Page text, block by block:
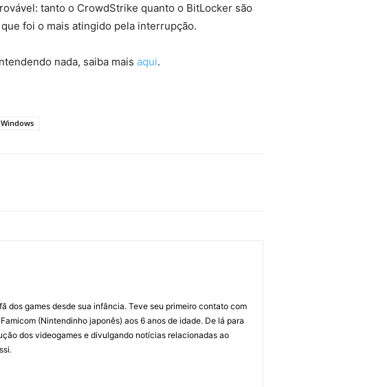
tanto o CrowdStrike quanto o BitLocker são
foi o mais atingido pela interrupção.
nada, saiba mais aqui.
Windows
dos games desde sua infância. Teve seu primeiro contato com
(Nintendinho japonês) aos 6 anos de idade. De lá para
dos videogames e divulgando notícias relacionadas ao